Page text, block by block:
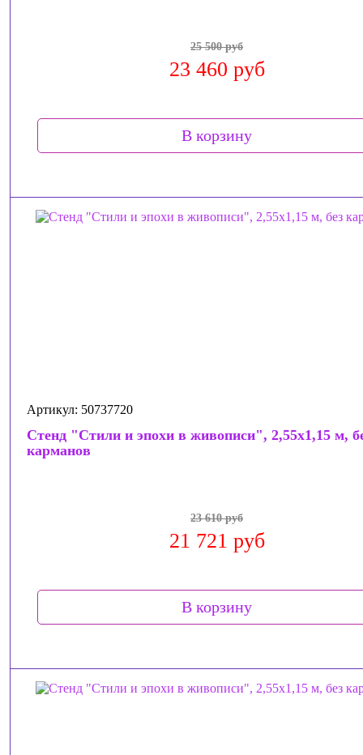
25 500 руб
23 460 руб
В корзину
Артикул: 50737720
Стенд "Стили и эпохи в живописи", 2,55x1,15 м,
карманов
23 610 руб
21 721 руб
В корзину